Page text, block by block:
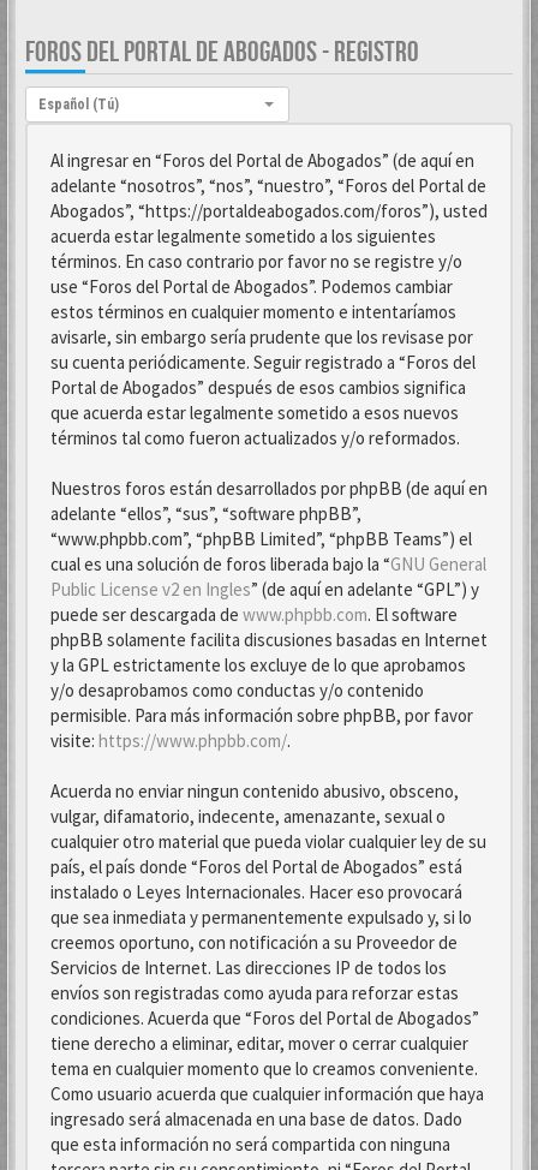
FOROS DEL PORTAL DE ABOGADOS - REGISTRO
Idioma:
Español (Tú)
Al ingresar en “Foros del Portal de Abogados” (de aquí en
adelante “nosotros”, “nos”, “nuestro”, “Foros del Portal de
Abogados”, “https://portaldeabogados.com/foros”), usted
acuerda estar legalmente sometido a los siguientes
términos. En caso contrario por favor no se registre y/o
use “Foros del Portal de Abogados”. Podemos cambiar
estos términos en cualquier momento e intentaríamos
avisarle, sin embargo sería prudente que los revisase por
su cuenta periódicamente. Seguir registrado a “Foros del
Portal de Abogados” después de esos cambios significa
que acuerda estar legalmente sometido a esos nuevos
términos tal como fueron actualizados y/o reformados.
Nuestros foros están desarrollados por phpBB (de aquí en
adelante “ellos”, “sus”, “software phpBB”,
“www.phpbb.com”, “phpBB Limited”, “phpBB Teams”) el
cual es una solución de foros liberada bajo la “GNU General
Public License v2 en Ingles” (de aquí en adelante “GPL”) y
puede ser descargada de www.phpbb.com. El software
phpBB solamente facilita discusiones basadas en Internet
y la GPL estrictamente los excluye de lo que aprobamos
y/o desaprobamos como conductas y/o contenido
permisible. Para más información sobre phpBB, por favor
visite: https://www.phpbb.com/.
Acuerda no enviar ningun contenido abusivo, obsceno,
vulgar, difamatorio, indecente, amenazante, sexual o
cualquier otro material que pueda violar cualquier ley de su
país, el país donde “Foros del Portal de Abogados” está
instalado o Leyes Internacionales. Hacer eso provocará
que sea inmediata y permanentemente expulsado y, si lo
creemos oportuno, con notificación a su Proveedor de
Servicios de Internet. Las direcciones IP de todos los
envíos son registradas como ayuda para reforzar estas
condiciones. Acuerda que “Foros del Portal de Abogados”
tiene derecho a eliminar, editar, mover o cerrar cualquier
tema en cualquier momento que lo creamos conveniente.
Como usuario acuerda que cualquier información que haya
ingresado será almacenada en una base de datos. Dado
que esta información no será compartida con ninguna